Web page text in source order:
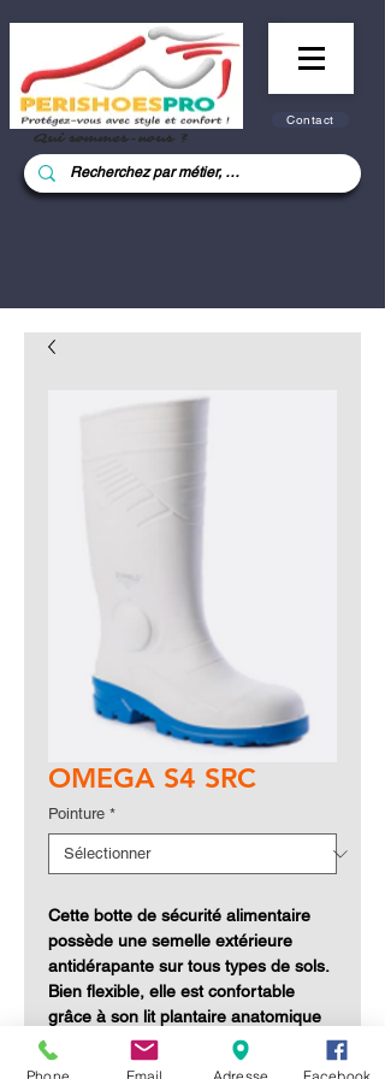
Contact
Qui sommes-nous ?
OMEGA S4 SRC
Pointure *
Cette botte de sécurité alimentaire
possède une semelle extérieure
antidérapante sur tous types de sols.
Bien flexible, elle est confortable
grâce à son lit plantaire anatomique
et résite aux basses température
jusqu'à -20°C.
Phone Email Adresse Facebook